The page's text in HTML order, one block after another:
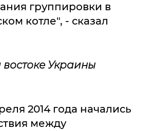
группировки в
котле", - сказал
Украины
2014 года начались
между